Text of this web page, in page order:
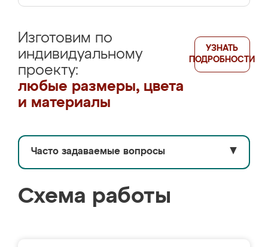
Изготовим по
индивидуальному
проекту:
любые размеры, цвета
и материалы
УЗНАТЬ
ПОДРОБНОСТИ
Часто задаваемые вопросы ▼
Схема работы